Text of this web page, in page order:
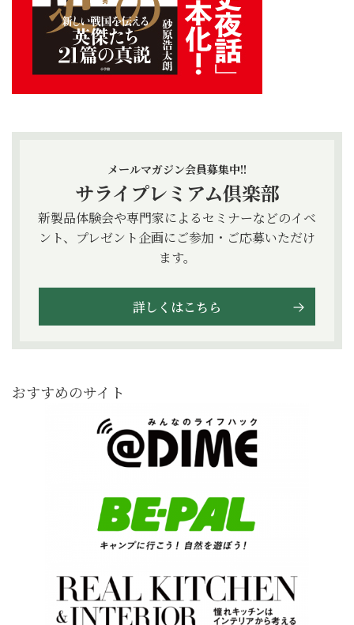
メールマガジン会員募集中!!
サライプレミアム倶楽部
新製品体験会や専門家によるセミナーなどのイベ
ント、プレゼント企画にご参加・ご応募いただけ
ます。
詳しくはこちら
おすすめのサイト